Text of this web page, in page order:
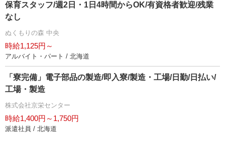
保育スタッフ/週2日・1日4時間からOK/有資格者歓迎/残業
なし
ぬくもりの森 中央
時給1,125円～
アルバイト・パート / 北海道
「寮完備」電子部品の製造/即入寮/製造・工場/日勤/日払い/
工場・製造
株式会社京栄センター
時給1,400円～1,750円
派遣社員 / 北海道